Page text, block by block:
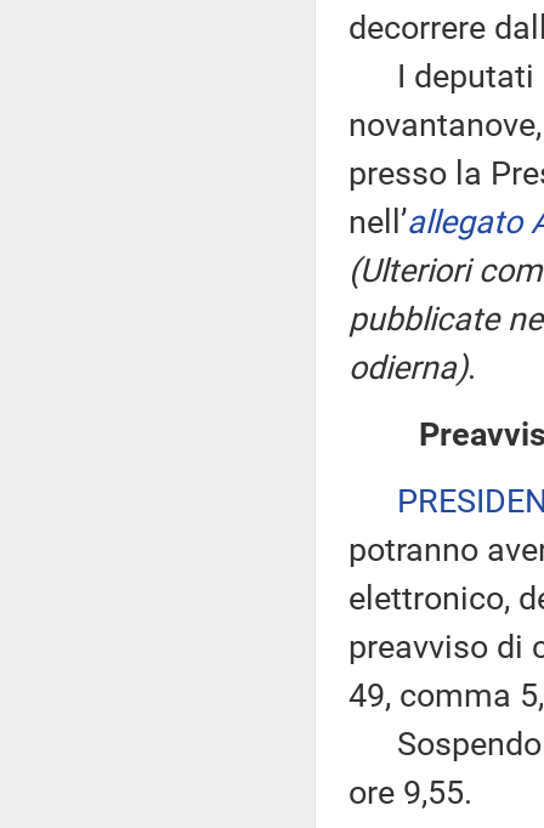
decorrere
I deputati
presso la
nell’allegato
(Ulteriori
pubblicate
odierna).
potranno
elettronico,
preavviso di
49, comma
Sospendo
ore 9,55.